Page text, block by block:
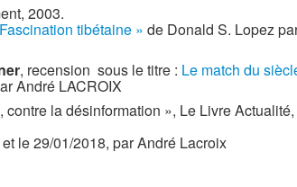
2003.
tibétaine » de Donald S. Lopez
, recension sous le titre : Le match du
André LACROIX
la désinformation », Le Livre Actualité,
le 29/01/2018, par André Lacroix